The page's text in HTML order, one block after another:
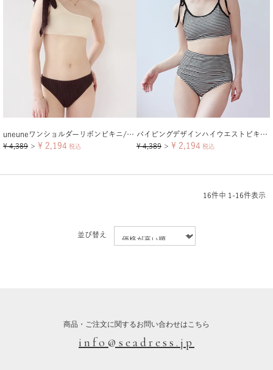
uneuneワンショルダーリボンビキニ/水着
¥ 4,389 ＞ ¥ 2,194 税込
パイピングデザインハイウエストビキニ/水着
¥ 4,389 ＞ ¥ 2,194 税込
16件中 1 -16件表示
並び替え
商品・ご注文に関するお問い合わせはこちら
info@seadress.jp